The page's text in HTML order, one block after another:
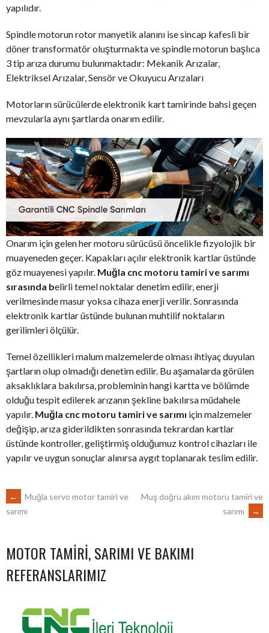
yapılıdır.
Spindle motorun rotor manyetik alanını ise sincap kafesli bir
döner transformatör oluşturmakta ve spindle motorun başlıca
3 tip arıza durumu bulunmaktadır: Mekanik Arızalar,
Elektriksel Arızalar, Sensör ve Okuyucu Arızaları
Motorların sürücülerde elektronik kart tamirinde bahsi geçen
mevzularla aynı şartlarda onarım edilir.
Onarım için gelen her motoru sürücüsü öncelikle fizyolojik bir
muayeneden geçer. Kapakları açılır elektronik kartlar üstünde
göz muayenesi yapılır. Muğla cnc motoru tamiri ve sarımı
sırasında belirli temel noktalar denetim edilir, enerji
verilmesinde masur yoksa cihaza enerji verilir. Sonrasında
elektronik kartlar üstünde bulunan muhtilif noktaların
gerilimleri ölçülür.
Temel özellikleri malum malzemelerde olması ihtiyaç duyulan
şartların olup olmadığı denetim edilir. Bu aşamalarda görülen
aksaklıklara bakılırsa, probleminin hangi kartta ve bölümde
olduğu tespit edilerek arızanın şekline bakılırsa müdahele
yapılır. Muğla cnc motoru tamiri ve sarımı için malzemeler
değişip, arıza giderildikten sonrasında tekrardan kartlar
üstünde kontroller, geliştirmiş olduğumuz kontrol cihazları ile
yapılır ve uygun sonuçlar alınırsa aygıt toplanarak teslim edilir.
POST
NAVIGATION
←
Muğla servo motor tamiri ve
sarımı
Muş doğru akım motoru tamiri ve
sarımı
→
MOTOR TAMIRI, SARIMI VE BAKIMI
REFERANSLARIMIZ